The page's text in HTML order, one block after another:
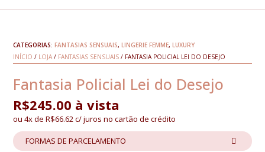
CATEGORIAS: FANTASIAS SENSUAIS, LINGERIE FEMME, LUXURY
INÍCIO / LOJA / FANTASIAS SENSUAIS / FANTASIA POLICIAL LEI DO DESEJO
Fantasia Policial Lei do Desejo
R$245.00 à vista
ou 4x de R$66.62c/ juros no cartão de crédito
FORMAS DE PARCELAMENTO